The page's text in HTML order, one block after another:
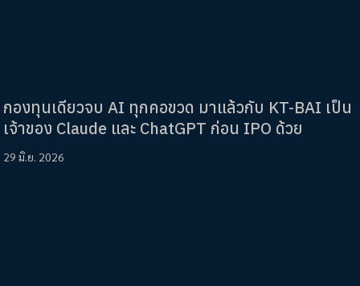
กองทุนเดียวจบ AI ทุกคอขวด มาแล้วกับ KT-BAI เป็น
เจ้าของ Claude และ ChatGPT ก่อน IPO ด้วย
29 มิ.ย. 2026